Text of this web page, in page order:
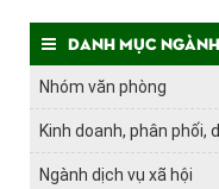
Danh mục
Nhóm văn phòng
Kinh doanh, phân phối,
Ngành dịch vụ xã hội